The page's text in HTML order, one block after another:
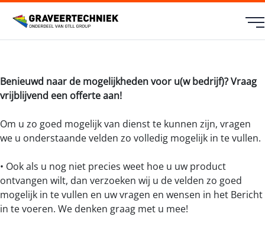
Benieuwd naar de mogelijkheden voor u(w bedrijf)? Vraag
vrijblijvend een offerte aan!
Om u zo goed mogelijk van dienst te kunnen zijn, vragen
we u onderstaande velden zo volledig mogelijk in te vullen.
• Ook als u nog niet precies weet hoe u uw product
ontvangen wilt, dan verzoeken wij u de velden zo goed
mogelijk in te vullen en uw vragen en wensen in het Bericht
in te voeren. We denken graag met u mee!